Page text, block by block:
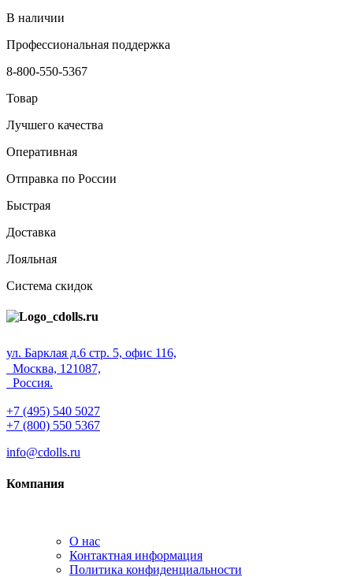
В наличии
Профессиональная поддержка
8-800-550-5367
Товар
Лучшего качества
Оперативная
Отправка по России
Быстрая
Доставка
Лояльная
Система скидок
ул. Барклая д.6 стр. 5, офис 116,
Москва, 121087,
Россия.
+7 (495) 540 5027
+7 (800) 550 5367
info@cdolls.ru
Компания
О нас
Контактная информация
Политика конфиденциальности